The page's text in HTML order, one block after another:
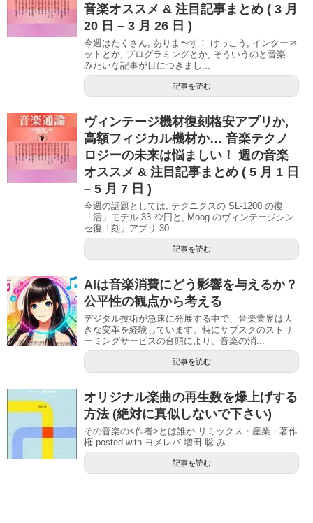
音楽オススメ & 注目記事まとめ ( 3 月
20 日 – 3 月 26 日 )
今週はたくさん, ありま〜す！ けっこう, インターネ
ットとか, プログラミングとか, そういうのと音楽.
みたいな記事が目につきまし...
記事を読む
ヴィンテージ機材復刻格安アプリか,
高額フィジカル機材か… 音楽テクノ
ロジーの未来は悩ましい！ 週の音楽
オススメ & 注目記事まとめ ( 5 月 1 日
– 5 月 7 日 )
今週の話題としては, テクニクスの SL-1200 の復
「活」モデル 33 ﾏﾝ円と, Moog のヴィンテージシン
セ復「刻」アプリ 30 ...
記事を読む
AIは音楽消費にどう影響を与えるか？
公平性の観点から考える
デジタル技術が急速に発展する中で、音楽業界は大
きな変革を経験しています。特にサブスクのストリ
ーミングサービスの台頭により、音楽の消...
記事を読む
オリジナル楽曲の再生数を爆上げする
方法 (絶対に真似しないで下さい)
その音楽の<作者>とは誰か リミックス・産業・著作
権 posted with ヨメレバ 増田 聡 み...
記事を読む